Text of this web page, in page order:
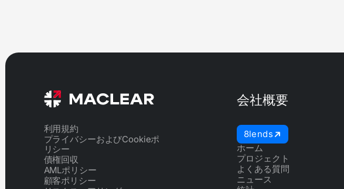
利用規約
プライバシーおよびCookieポ
リシー
債権回収
AMLポリシー
顧客ポリシー
会社概要
8lends
ホーム
プロジェクト
よくある質問
ニュース